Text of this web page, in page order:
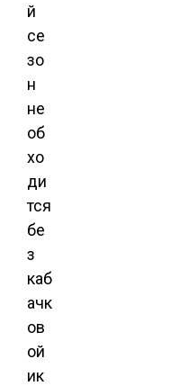
й
се
зо
н
не
об
хо
ди
тся
бе
з
каб
ачк
ов
ой
ик